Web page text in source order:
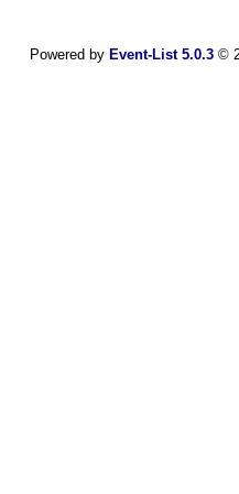
Powered by Event-List 5.0.3©